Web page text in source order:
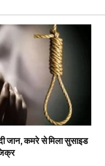
जान, कमरे से मिला सुसाइड